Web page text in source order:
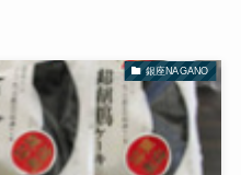
銀座NAGANO